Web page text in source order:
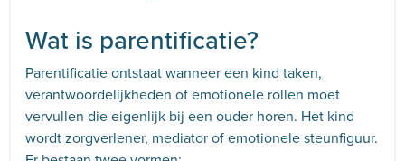
Wat is parentificatie?
Parentificatie ontstaat wanneer een kind taken,
verantwoordelijkheden of emotionele rollen moet
vervullen die eigenlijk bij een ouder horen. Het kind
wordt zorgverlener, mediator of emotionele steunfiguur.